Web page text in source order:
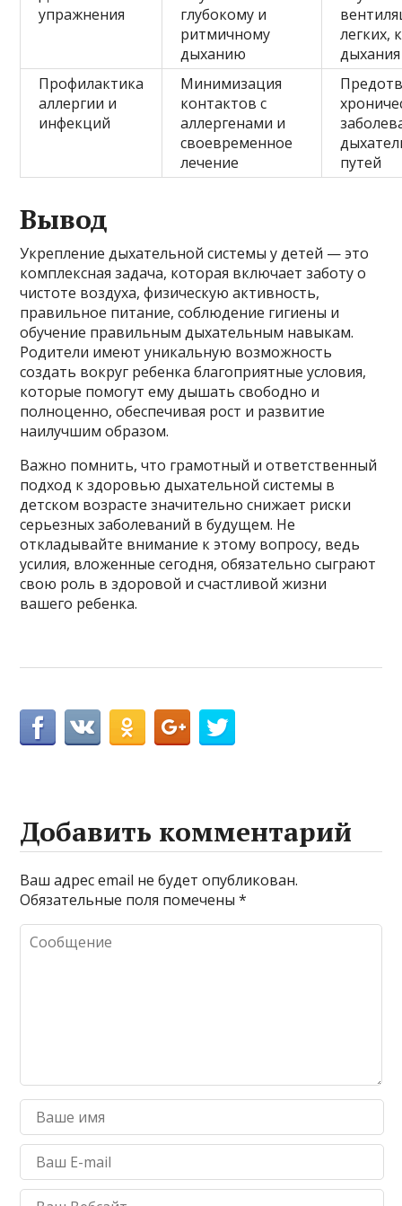
упражнения
глубокому и
ритмичному
дыханию
легких,
дыхания
Профилактика
аллергии и
инфекций
Минимизация
контактов с
аллергенами и
своевременное
лечение
путей
Вывод
Укрепление дыхательной системы у детей — это
комплексная задача, которая включает заботу о
чистоте воздуха, физическую активность,
правильное питание, соблюдение гигиены и
обучение правильным дыхательным навыкам.
Родители имеют уникальную возможность
создать вокруг ребенка благоприятные условия,
которые помогут ему дышать свободно и
полноценно, обеспечивая рост и развитие
наилучшим образом.
Важно помнить, что грамотный и ответственный
подход к здоровью дыхательной системы в
детском возрасте значительно снижает риски
серьезных заболеваний в будущем. Не
откладывайте внимание к этому вопросу, ведь
усилия, вложенные сегодня, обязательно сыграют
свою роль в здоровой и счастливой жизни
вашего ребенка.
Добавить комментарий
Ваш адрес email не будет опубликован.
Обязательные поля помечены*